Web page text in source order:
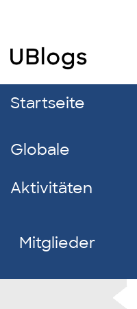
Startseite
Globale
Aktivitäten
Mitglieder